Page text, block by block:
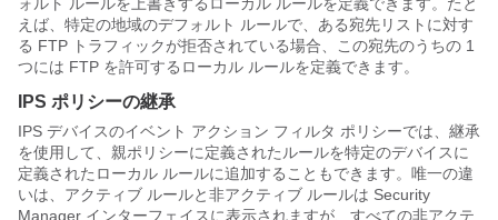
えば、特定の地域のデフォルト ルールで、ある宛先リストに対す
る FTP トラフィックが拒否されている場合、この宛先のうちの 1
つには FTP を許可するローカル ルールを定義できます。
IPS ポリシーの継承
IPS デバイスのイベント アクション フィルタ ポリシーでは、継承
を使用して、親ポリシーに定義されたルールを特定のデバイスに
定義されたローカル ルールに追加することもできます。唯一の違
いは、アクティブ ルールと非アクティブ ルールは Security
Manager インターフェイスに表示されますが、すべての非アクテ